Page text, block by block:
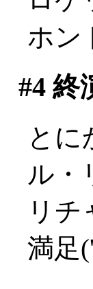
ホン
#4終
とに
ル・
リ
満足